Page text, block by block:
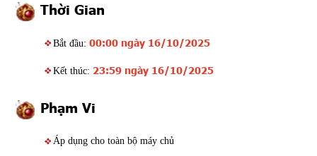
Thời Gian
Bắt đầu:00:00 ngày 16/10/2025
Kết thúc: 23:59 ngày 16/10/2025
Phạm Vi
Áp dụng cho toàn bộ máy chủ